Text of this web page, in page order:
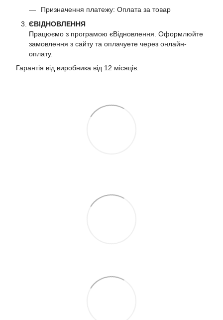
Призначення платежу: Оплата за товар
ЄВІДНОВЛЕННЯ
Працюємо з програмою єВідновлення. Оформлюйте
замовлення з сайту та оплачуете через онлайн-
оплату.
Гарантія від виробника від 12 місяців.